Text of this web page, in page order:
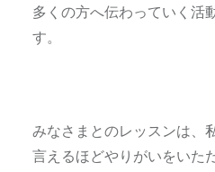
多くの方へ伝わっていく活
す。
みなさまとのレッスンは、
言えるほどやりがいをいた